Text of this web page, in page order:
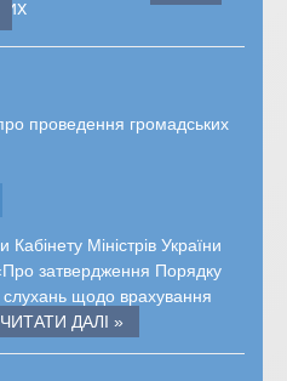
проведення громадських
Кабінету Міністрів України
затвердження Порядку
щодо врахування
ЧИТАТИ ДАЛІ »